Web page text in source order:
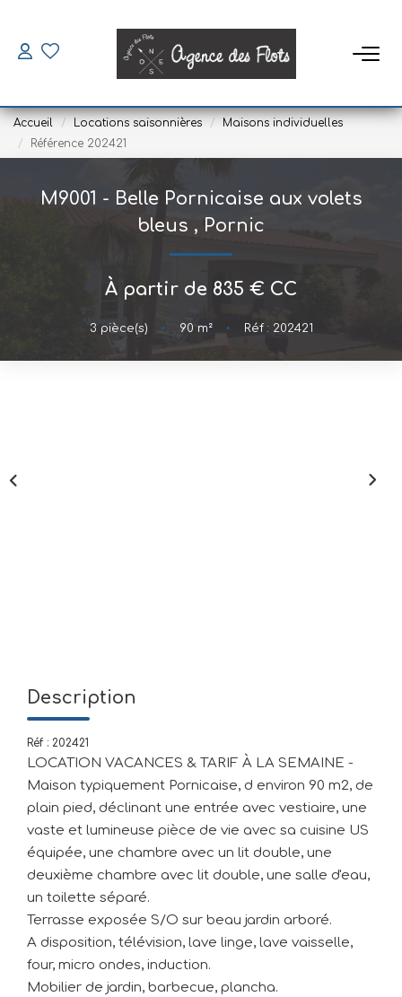
SAISONNIERS
LOUER
Accueil Locations saisonnières
Maisons individuelles
Référence 202421
M9001 - Belle Pornicaise aux volets
bleus , Pornic
À partir de 835 € CC
3 pièce(s) • 90 m² • Réf : 202421
Description
Réf : 202421
LOCATION VACANCES & TARIF À LA SEMAINE -
Maison typiquement Pornicaise, d environ 90 m2, de
plain pied, déclinant une entrée avec vestiaire, une
vaste et lumineuse pièce de vie avec sa cuisine US
équipée, une chambre avec un lit double, une
deuxième chambre avec lit double, une salle d'eau,
un toilette séparé.
Terrasse exposée S/O sur beau jardin arboré.
A disposition, télévision, lave linge, lave vaisselle,
four, micro ondes, induction.
Mobilier de jardin, barbecue, plancha.